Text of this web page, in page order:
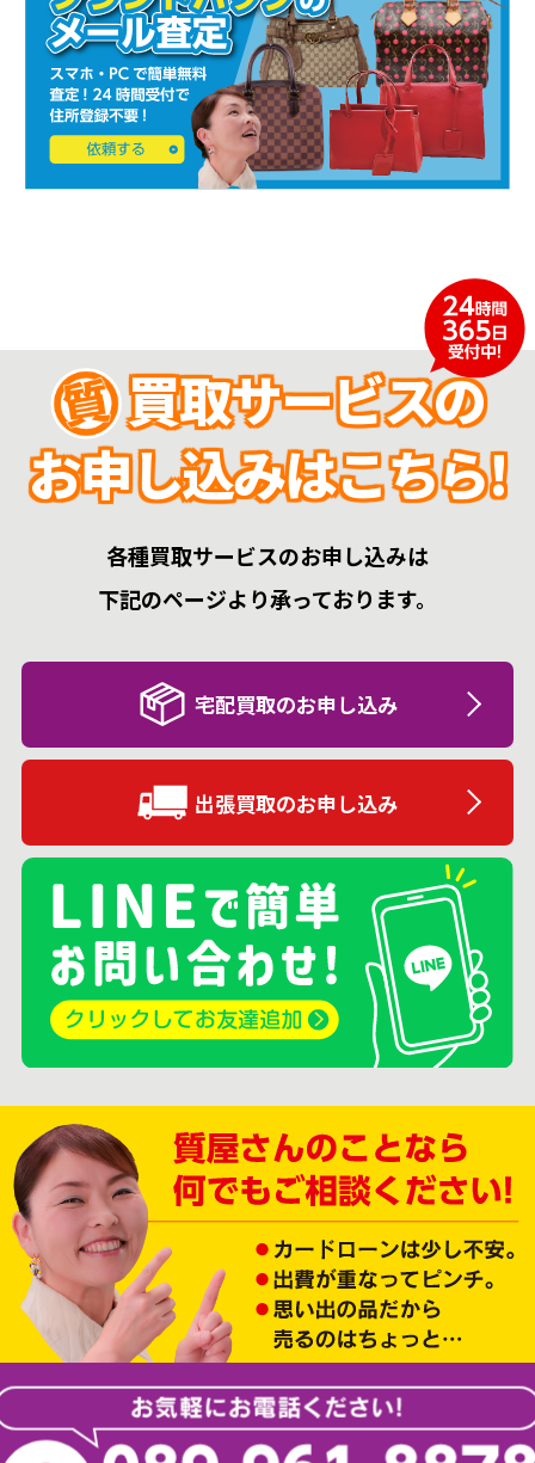
買取サービスの
お申し込みはこちら!
各種買取サービスのお申し込みは
下記のページより承っております。
宅配買取のお申し込み
出張買取のお申し込み